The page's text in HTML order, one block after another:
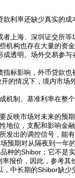
率还缺少真实的成
海、深圳证交所等
构也存在大量的资
明。场外交易参与
影响，外币贷款也
情况下，境内市场
制。基准利率在整
映市场对未来的预期
位，支配和影响金融
出的调控信号，能
预期对从隔夜到一年
的Shibor；它不是
报价，因此，参考
中长期的Shibor缺少